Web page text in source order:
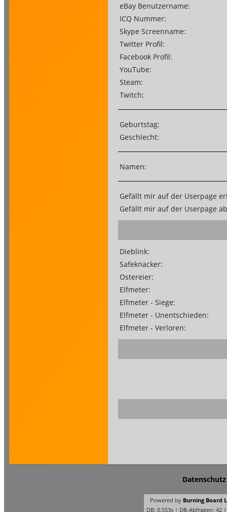
eBay Benutzername:
ICQ Nummer:
Skype Screenname:
Twitter Profil:
Facebook Profil:
YouTube:
Steam:
Twitch:
Geburtstag:
Geschlecht:
Namen:
Gefällt mir auf der Userpage
Gefällt mir auf der Userpage
Dieblink:
Safeknacker:
Ostereier:
Elfmeter:
Elfmeter - Siege:
Elfmeter - Unentschieden:
Elfmeter - Verloren:
Datenschutz
Powered by Burning Board
DB: 0.553s | DB-Abfragen: 42